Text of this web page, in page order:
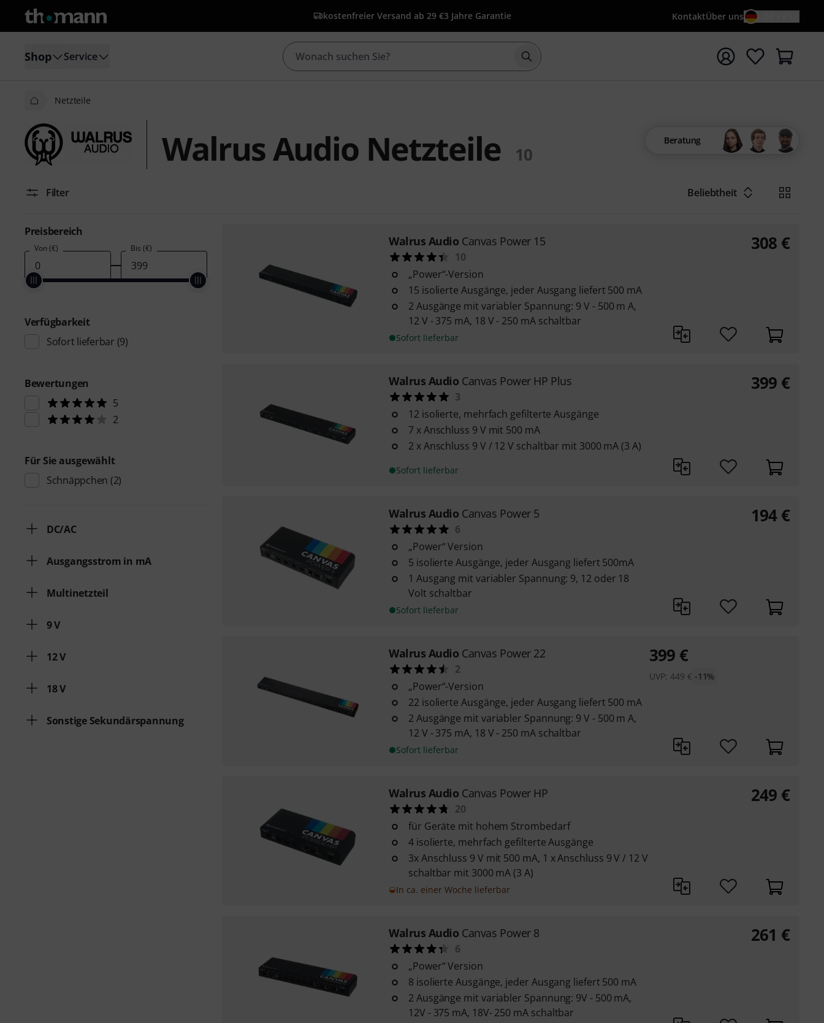
kostenfreier Versand ab 29 €3 Jahre Garantie KontaktÜber uns
Shop Service Suche mit Suchwort {searchTerm} starten
Netzteile
Walrus Audio Netzteile 10
Beratung
Filter Beliebtheit
Preisbereich
Von (€) Bis (€)
Verfügbarkeit
Sofort lieferbar (9)
Bewertungen
5
2
Für Sie ausgewählt
Schnäppchen (2)
DC/AC
Ausgangsstrom in mA
Multinetzteil
9 V
12 V
18 V
Sonstige Sekundärspannung
Walrus Audio Canvas Power 15
10
„Power“-Version
15 isolierte Ausgänge, jeder Ausgang liefert 500 mA
2 Ausgänge mit variabler Spannung: 9 V - 500 m A,
12 V - 375 mA, 18 V - 250 mA schaltbar
Sofort lieferbar
308 €
Walrus Audio Canvas Power HP Plus
3
12 isolierte, mehrfach gefilterte Ausgänge
7 x Anschluss 9 V mit 500 mA
2 x Anschluss 9 V / 12 V schaltbar mit 3000 mA (3 A)
Sofort lieferbar
399 €
Walrus Audio Canvas Power 5
6
„Power“ Version
5 isolierte Ausgänge, jeder Ausgang liefert 500mA
1 Ausgang mit variabler Spannung: 9, 12 oder 18
Volt schaltbar
Sofort lieferbar
194 €
Walrus Audio Canvas Power 22
2
„Power“-Version
22 isolierte Ausgänge, jeder Ausgang liefert 500 mA
2 Ausgänge mit variabler Spannung: 9 V - 500 m A,
12 V - 375 mA, 18 V - 250 mA schaltbar
Sofort lieferbar
399 €
UVP:449 € -11%
Walrus Audio Canvas Power HP
20
für Geräte mit hohem Strombedarf
4 isolierte, mehrfach gefilterte Ausgänge
3x Anschluss 9 V mit 500 mA, 1 x Anschluss 9 V / 12 V
schaltbar mit 3000 mA (3 A)
In ca. einer Woche lieferbar
249 €
Walrus Audio Canvas Power 8
6
„Power“ Version
8 isolierte Ausgänge, jeder Ausgang liefert 500 mA
2 Ausgänge mit variabler Spannung: 9V - 500 mA,
12V - 375 mA, 18V- 250 mA schaltbar
261 €